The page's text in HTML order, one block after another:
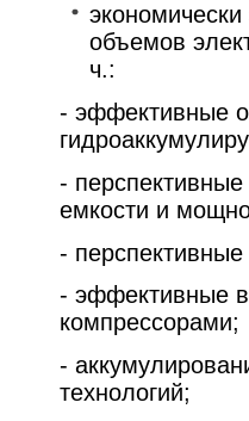
объемов
ч.:
- эффективные
-
емкости и
- перспективные
- эффективные
компрессорами;
-
технологий;